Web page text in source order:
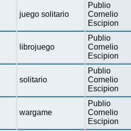
juego solitario
Publio
Cornelio
Escipion
librojuego
Publio
Cornelio
Escipion
solitario
Publio
Cornelio
Escipion
wargame
Publio
Cornelio
Escipion